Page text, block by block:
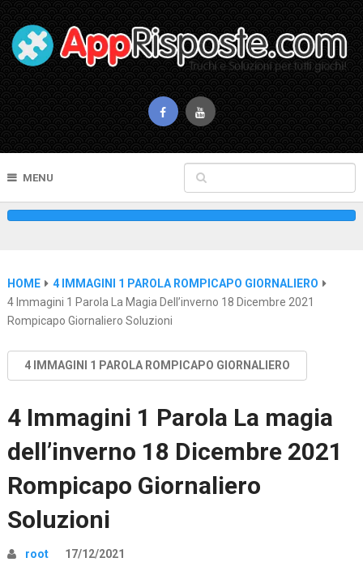
MENU
HOME
4 IMMAGINI 1 PAROLA ROMPICAPO GIORNALIERO
4 Immagini 1 Parola La Magia Dell’inverno 18 Dicembre 2021
Rompicapo Giornaliero Soluzioni
4 IMMAGINI 1 PAROLA ROMPICAPO GIORNALIERO
4 Immagini 1 Parola La magia
dell’inverno 18 Dicembre 2021
Rompicapo Giornaliero
Soluzioni
root 17/12/2021